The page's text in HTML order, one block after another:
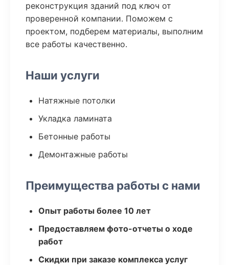
реконструкция зданий под ключ от
проверенной компании. Поможем с
проектом, подберем материалы, выполним
все работы качественно.
Наши услуги
Натяжные потолки
Укладка ламината
Бетонные работы
Демонтажные работы
Преимущества работы с нами
Опыт работы более 10 лет
Предоставляем фото-отчеты о ходе
работ
Скидки при заказе комплекса услуг